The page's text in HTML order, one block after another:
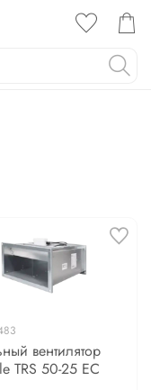
вентилятор
TRS 50-25 EC